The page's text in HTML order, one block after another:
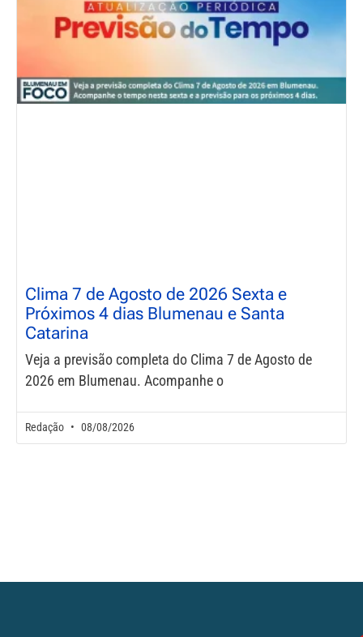
Clima 7 de Agosto de 2026 Sexta e
Próximos 4 dias Blumenau e Santa
Catarina
Veja a previsão completa do Clima 7 de Agosto de
2026 em Blumenau. Acompanhe o
Redação 08/08/2026